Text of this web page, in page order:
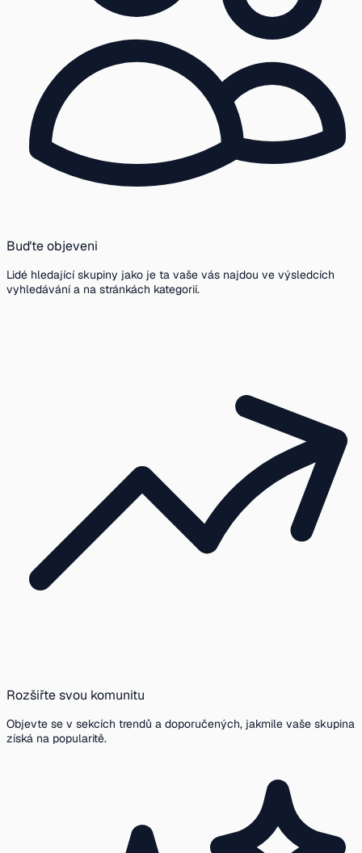
Buďte objeveni
Lidé hledající skupiny jako je ta vaše vás najdou ve výsledcích
vyhledávání a na stránkách kategorií.
Rozšiřte svou komunitu
Objevte se v sekcích trendů a doporučených, jakmile vaše skupina
získá na popularitě.